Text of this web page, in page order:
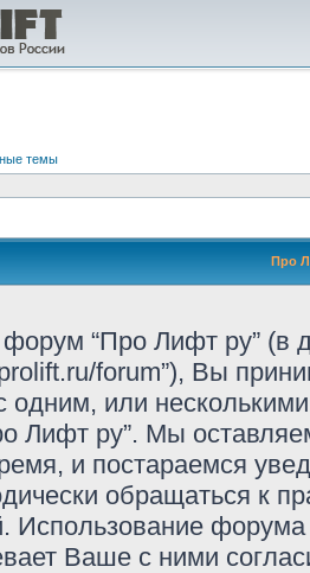
темы
Про
форум “Про Лифт ру”
prolift.ru/forum”), Вы
одним, или
Лифт ру”. Мы
и постараемся
обращаться к
Использование
Ваше с ними